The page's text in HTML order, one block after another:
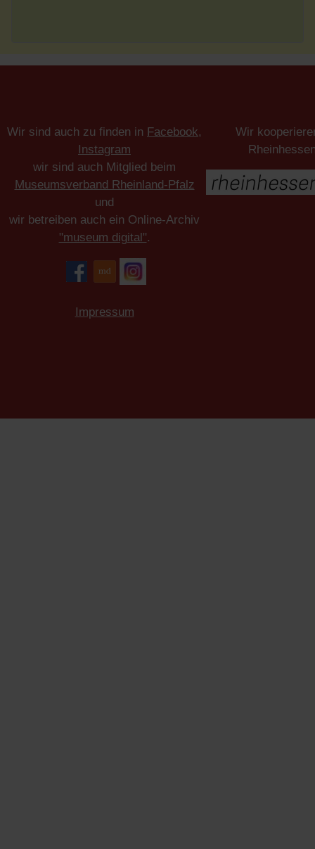
Wir sind auch zu finden in Facebook,
Instagram
wir sind auch Mitglied beim
Museumsverband Rheinland-Pfalz
und
wir betreiben auch ein Online-Archiv
"museum digital".
Impressum
Wir